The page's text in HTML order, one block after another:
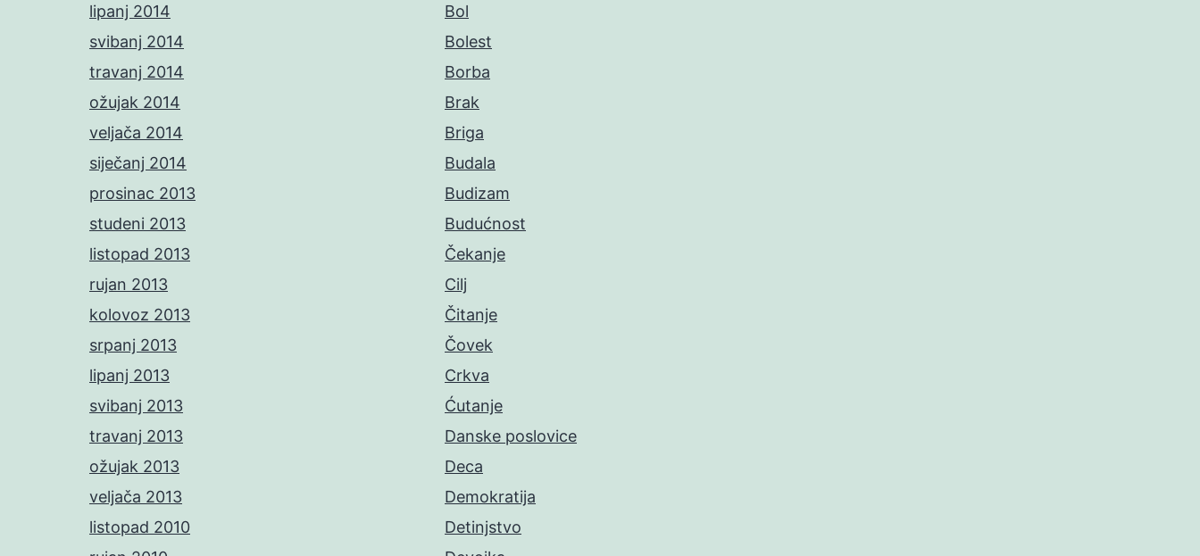
lipanj 2014
svibanj 2014
travanj 2014
ožujak 2014
veljača 2014
siječanj 2014
prosinac 2013
studeni 2013
listopad 2013
rujan 2013
kolovoz 2013
srpanj 2013
lipanj 2013
svibanj 2013
travanj 2013
ožujak 2013
veljača 2013
listopad 2010
Bol
Bolest
Borba
Brak
Briga
Budala
Budizam
Budućnost
Čekanje
Cilj
Čitanje
Čovek
Crkva
Ćutanje
Danske poslovice
Deca
Demokratija
Detinjstvo